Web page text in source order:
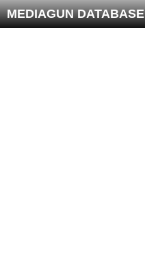
MEDIAGUN DATABASE